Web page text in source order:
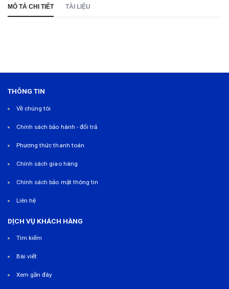
MÔ TẢ CHI TIẾT TÀI LIỆU
THÔNG TIN
Về chúng tôi
Chính sách bảo hành - đổi trả
Phương thức thanh toán
Chính sách giao hàng
Chính sách bảo mật thông tin
Liên hệ
DỊCH VỤ KHÁCH HÀNG
Tìm kiếm
Bài viết
Xem gần đây